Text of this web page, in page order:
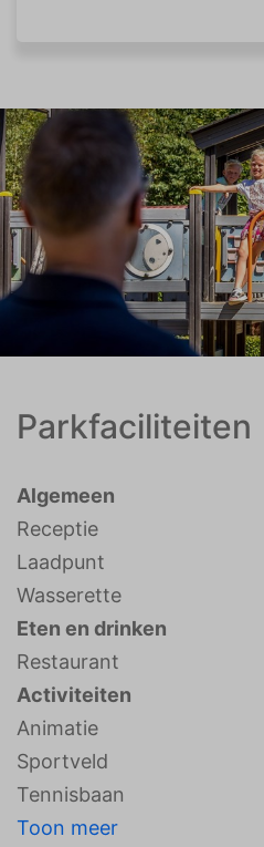
Parkfaciliteiten
Algemeen
Receptie
Laadpunt
Wasserette
Eten en drinken
Restaurant
Activiteiten
Animatie
Sportveld
Tennisbaan
Toon meer